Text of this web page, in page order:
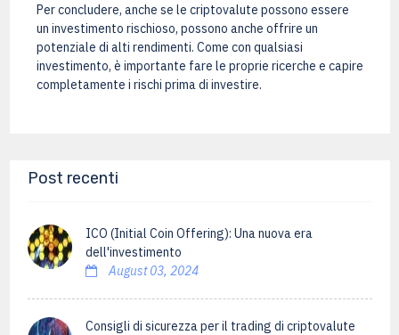
Per concludere, anche se le criptovalute possono essere
un investimento rischioso, possono anche offrire un
potenziale di alti rendimenti. Come con qualsiasi
investimento, è importante fare le proprie ricerche e capire
completamente i rischi prima di investire.
Post recenti
ICO (Initial Coin Offering): Una nuova era
dell'investimento
August 03, 2024
Consigli di sicurezza per il trading di criptovalute